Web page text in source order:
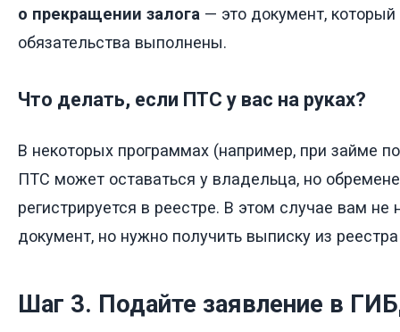
о прекращении залога — это документ,
обязательства выполнены.
Что делать, если ПТС у вас на руках?
В некоторых программах (например, при займе
ПТС может оставаться у владельца, но
регистрируется в реестре. В этом случае вам не
документ, но нужно получить выписку из реестра
Шаг 3. Подайте заявление в